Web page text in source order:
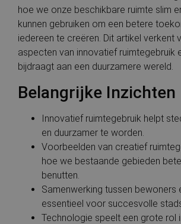
hoe we onze beschikbare ruimte slim
kunnen gebruiken om een betere
iedereen te creëren. Dit artikel verkent
aspecten van innovatief ruimtegebruik
bijdraagt aan een duurzamere wereld.
Belangrijke Inzichten
Innovatief ruimtegebruik helpt
en duurzamer te worden.
Voorbeelden van creatief
hoe we bestaande gebieden
benutten.
Samenwerking tussen bewoners
essentieel voor succesvolle
Technologie speelt een grote rol